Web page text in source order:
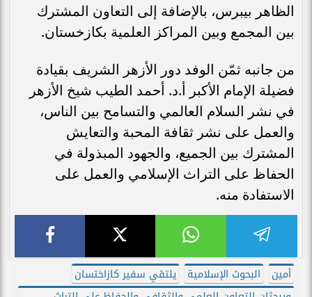
الظاهر بيبرس، بالإضافة إلى التعاون المشترك
بين المجمع وبين المراكز العلمية بكازخستان.
من جانبه ثمّن الوفد دور الأزهر الشريف بقيادة
فضيلة الإمام الأكبر أ.د. أحمد الطيب شيخ الأزهر
في نشر السلام العالمي والتسامح بين الناس،
والعمل على نشر ثقافة المحبة والتعايش
المشترك بين الجميع، والجهود المبذولة في
الحفاظ على التراث الإسلامي والعمل على
الاستفادة منه.
أمين البحوث الإسلامية
يلتقي سفير كازاختسان